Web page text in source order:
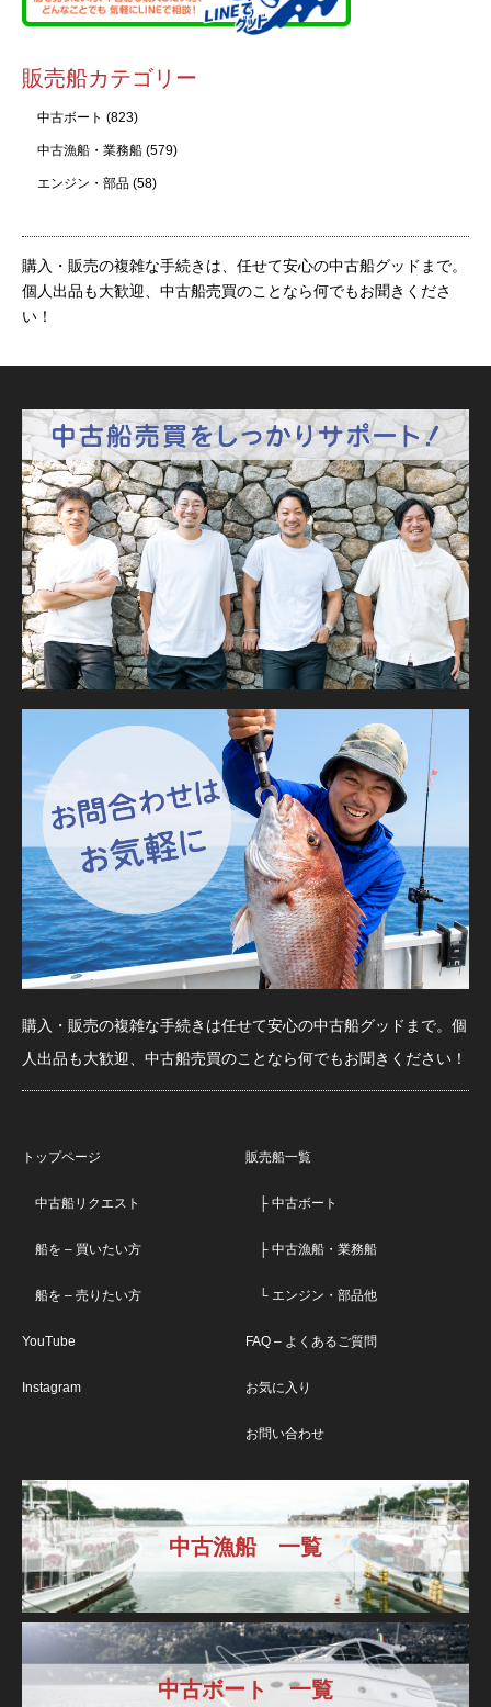
販売船カテゴリー
中古ボート (823)
中古漁船・業務船 (579)
エンジン・部品 (58)
購入・販売の複雑な手続きは、任せて安心の中古船グッドまで。
個人出品も大歓迎、中古船売買のことなら何でもお聞きくださ
い！
購入・販売の複雑な手続きは任せて安心の中古船グッドまで。個
人出品も大歓迎、中古船売買のことなら何でもお聞きください！
トップページ
中古船リクエスト
船を – 買いたい方
船を – 売りたい方
YouTube
Instagram
販売船一覧
├ 中古ボート
├ 中古漁船・業務船
└ エンジン・部品他
FAQ – よくあるご質問
お気に入り
お問い合わせ
中古漁船 一覧
中古ボート 一覧